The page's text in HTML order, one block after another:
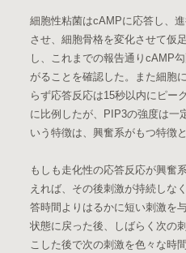
細胞性粘菌はcAMPに応答し、
させ、細胞骨格を変化させて仮
し、これまでの報告通りcAMP
がることを確認した。また細胞
らず応答反応は15秒以内にピー
に比例したが、PIP3の強度は一
いう特徴は、興奮系がもつ特徴
もしも走化性の応答反応が興奮
えれば、その後刺激が持続しな
答時間よりはるかに短い刺激を
状態に戻った後、しばらく次の
こした後で次の刺激を色々な時